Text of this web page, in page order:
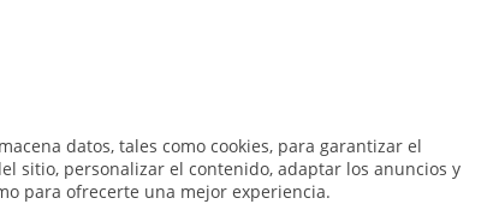
datos, tales como cookies, para garantizar el
sitio, personalizar el contenido, adaptar los anuncios y
para ofrecerte una mejor experiencia.